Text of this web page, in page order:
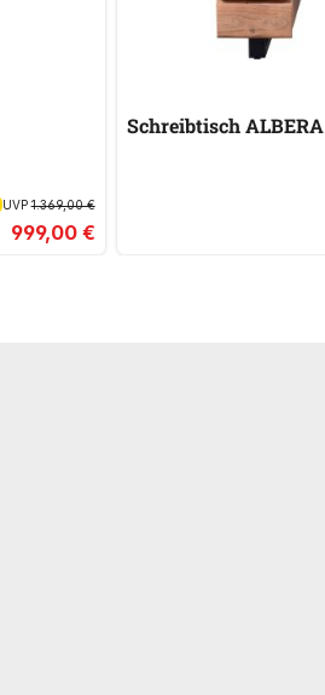
UVP1.369,00 €
999,00 €
Schreibtisch ALBERA